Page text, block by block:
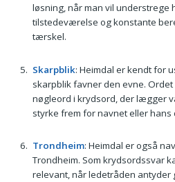
løsning, når man vil understrege
tilstedeværelse og konstante
tærskel.
Skarpblik: Heimdal er kendt for
skarpblik favner den evne.
nøgleord i krydsord, der lægger
styrke frem for navnet eller hans
Trondheim: Heimdal er også
Trondheim. Som krydsordssvar
relevant, når ledetråden antyder